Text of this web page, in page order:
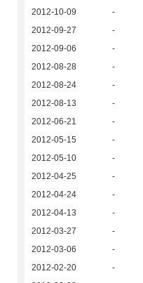
2012-10-09
-
2012-09-27
-
2012-09-06
-
2012-08-28
-
2012-08-24
-
2012-08-13
-
2012-06-21
-
2012-05-15
-
2012-05-10
-
2012-04-25
-
2012-04-24
-
2012-04-13
-
2012-03-27
-
2012-03-06
-
2012-02-20
-